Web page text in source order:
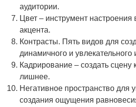
аудитории.
Цвет – инструмент
акцента.
Контрасты. Пять видов для
динамичного и увлекательного
Кадрирование – создать сцену
лишнее.
Негативное пространство для
создания ощущения